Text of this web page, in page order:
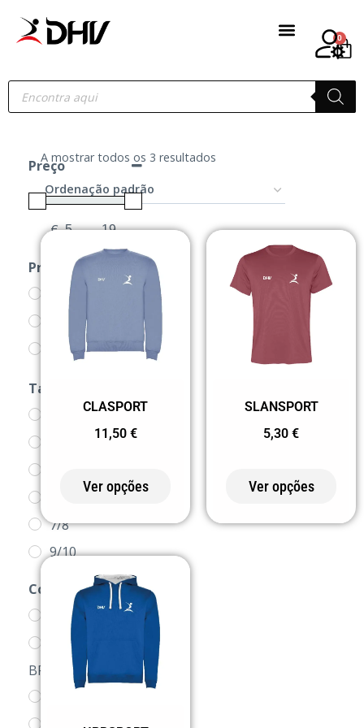
0
Preço
€ -
Produtos
CAMISOLAS
PRODUTOS
SWEATS
Tamanho
7/8
9/10
Cor
0 BRANCO
0155
BRANCO/MARINHO
A mostrar todos os 3 resultados
CLASPORT
11,50 €
Ver opções
SLANSPORT
5,30 €
Ver opções